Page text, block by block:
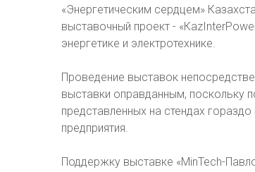
«Энергетическим сердцем»
выставочный проект -
энергетике и электротехнике.
Проведение выставок
выставки оправданным, поскольку
представленных на стендах
предприятия.
Поддержку выставке «MinTech-